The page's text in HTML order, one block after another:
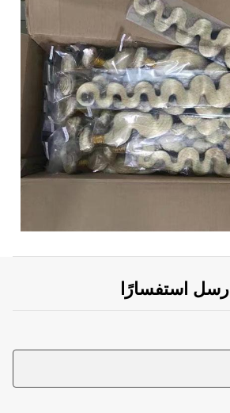
أرسل استفسارًا